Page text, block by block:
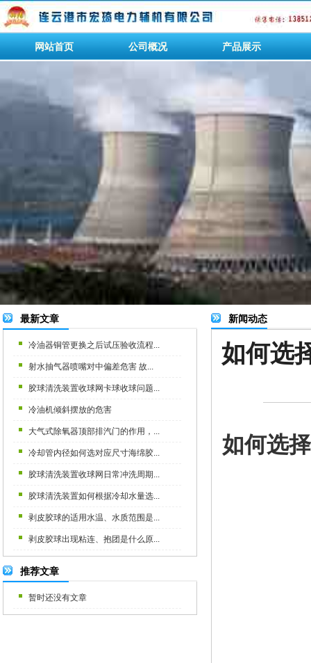
网站首页 公司概况 产品展示
最新文章
冷油器铜管更换之后试压验收流程...
射水抽气器喷嘴对中偏差危害 故...
胶球清洗装置收球网卡球收球问题...
冷油机倾斜摆放的危害
大气式除氧器顶部排汽门的作用，...
冷却管内径如何选对应尺寸海绵胶...
胶球清洗装置收球网日常冲洗周期...
胶球清洗装置如何根据冷却水量选...
剥皮胶球的适用水温、水质范围是...
剥皮胶球出现粘连、抱团是什么原...
推荐文章
暂时还没有文章
新闻动态
如何选
如何选